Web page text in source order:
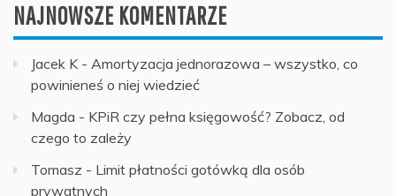
NAJNOWSZE KOMENTARZE
Jacek K- Amortyzacja jednorazowa – wszystko, co
powinieneś o niej wiedzieć
Magda - KPiR czy pełna księgowość? Zobacz, od
czego to zależy
Tomasz - Limit płatności gotówką dla osób
prywatnych